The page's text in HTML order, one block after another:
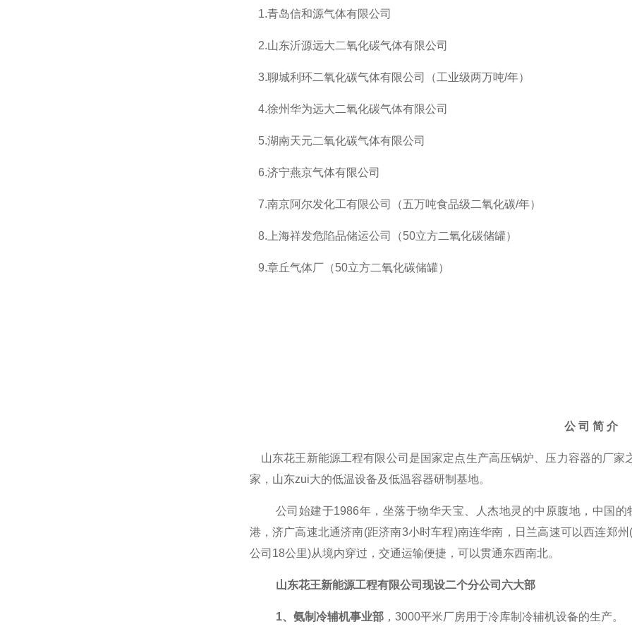
1.青岛信和源气体有限公司
2.山东沂源远大二氧化碳气体有限公司
3.聊城利环二氧化碳气体有限公司（工业级两万吨/年）
4.徐州华为远大二氧化碳气体有限公司
5.湖南天元二氧化碳气体有限公司
6.济宁燕京气体有限公司
7.南京阿尔发化工有限公司（五万吨食品级二氧化碳/年）
8. 上海祥发危陷品储运公司（50立方二氧化碳储罐）
9.章丘气体厂（50立方二氧化碳储罐）
公 司 简 介
山东花王新能源工程有限公司是国家定点生产高压锅炉、压力容器的厂
家，山东zui大的低温设备及低温容器研制基地。
公司 始建于1986年 ， 坐落于物华天宝、人杰地灵的中原腹地，中国的
港，济广高速北通济南(距济南3小时车程)南连华南，日兰高速可以西连郑
公司18公里)从境内穿过，交通运输便捷，可以贯通东西南北。
山东花王新能源工程有限公司 现设二个分公司 六大部
1、氨制冷辅机事业部， 3000平米厂房用于冷库制冷辅机设备的生产。